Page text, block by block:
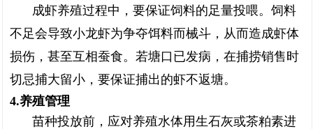
成虾养殖过程中，要保证饲料的足量投喂。饲料
不足会导致小龙虾为争夺饵料而械斗，从而造成虾体
损伤，甚至互相蚕食。若塘口已发病，在捕捞销售时
切忌捕大留小，要保证捕出的虾不返塘。
4.养殖管理
苗种投放前，应对养殖水体用生石灰或茶粕素进